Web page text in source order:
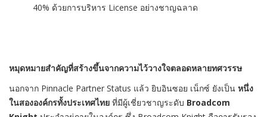
40% ด้วยการบริหาร License อย่างชาญฉลาด
หมุดหมายสำคัญที่สร้างขึ้นจากความไว้วางใจตลอดหลายทศวรรษ
นอกจาก Pinnacle Partner Status แล้ว ยิบอินซอย เน็กซ์ ยังเป็น หนึ่ง
ในสององค์กรทั้งประเทศไทย ที่มีผู้เชี่ยวชาญระดับ Broadcom